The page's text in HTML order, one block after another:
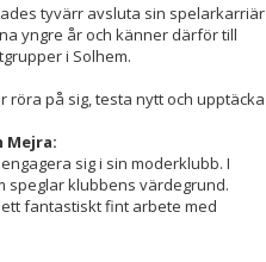
tyvärr avsluta sin spelarkarriär
yngre år och känner därför till
i Solhem.
röra på sig, testa nytt och upptäcka
Mejra:
sig i sin moderklubb. I
speglar klubbens värdegrund.
fantastiskt fint arbete med